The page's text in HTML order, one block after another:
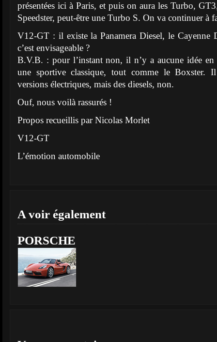
présentées ici à Paris, et puis on aura les Turbo,
Speedster, peut-être une Turbo S. On va continuer à
V12-GT : il existe la Panamera Diesel, le Cayenne
c’est envisageable ?
B.V.B. : pour l’instant non, il n’y a aucune idée en
une sportive classique, tout comme le Boxster. Il
versions électriques, mais des diesels, non.
Ouf, nous voilà rassurés !
Propos recueillis par Nicolas Morlet
V12-GT
L’émotion automobile
A voir également
PORSCHE